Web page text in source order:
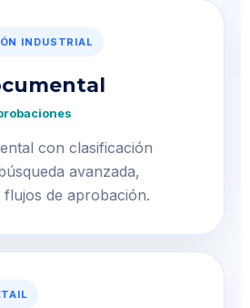
INDUSTRIAL
con clasificación
avanzada,
de aprobación.